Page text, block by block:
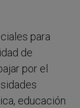
para
de
por el
educación